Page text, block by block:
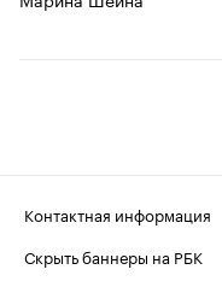
Контактная информация
Скрыть баннеры на РБК